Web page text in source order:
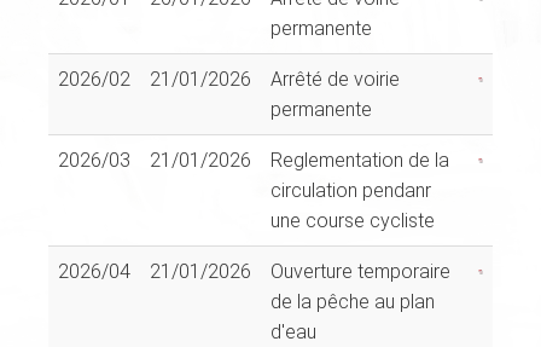
permanente
2026/02 21/01/2026
Arrêté de voirie
permanente
2026/03 21/01/2026
Reglementation de la
circulation pendanr
une course cycliste
2026/04 21/01/2026
Ouverture temporaire
de la pêche au plan
d'eau